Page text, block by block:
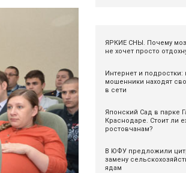
ЯРКИЕ СНЫ. Почему
не хочет просто
Интернет и подростки:
мошенники находят
в сети
Японский Сад в парке
Краснодаре. Стоит ли
ростовчанам?
В ЮФУ предложили
замену
ядам